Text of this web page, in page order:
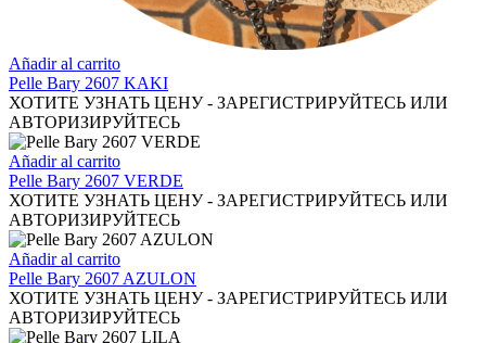
Añadir al carrito
Pelle Bary 2607 KAKI
ХОТИТЕ УЗНАТЬ ЦЕНУ - ЗАРЕГИСТРИРУЙТЕСЬ ИЛИ
АВТОРИЗИРУЙТЕСЬ
Añadir al carrito
Pelle Bary 2607 VERDE
ХОТИТЕ УЗНАТЬ ЦЕНУ - ЗАРЕГИСТРИРУЙТЕСЬ ИЛИ
АВТОРИЗИРУЙТЕСЬ
Añadir al carrito
Pelle Bary 2607 AZULON
ХОТИТЕ УЗНАТЬ ЦЕНУ - ЗАРЕГИСТРИРУЙТЕСЬ ИЛИ
АВТОРИЗИРУЙТЕСЬ